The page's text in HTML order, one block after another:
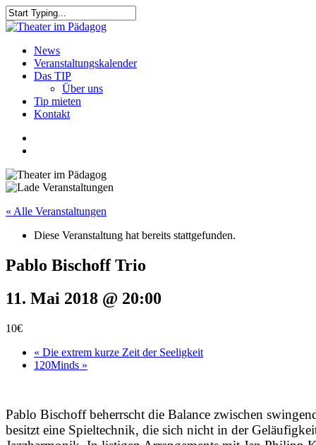
Skip
to
content
Close
search
Menu
News
Veranstaltungskalender
Das TIP
Über uns
Tip mieten
Kontakt
« Alle Veranstaltungen
Diese Veranstaltung hat bereits stattgefunden.
Pablo Bischoff Trio
11. Mai 2018 @ 20:00
10€
« Die extrem kurze Zeit der Seeligkeit
120Minds »
Pablo Bischoff beherrscht die Balance zwischen
besitzt eine Spieltechnik, die sich nicht in der